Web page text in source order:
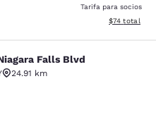
Tarifa para socios
Ver detalles
$74 total
Falls Blvd
Falls Blvd
24.91 km
estrellas. Razonable. 1917 reseñas